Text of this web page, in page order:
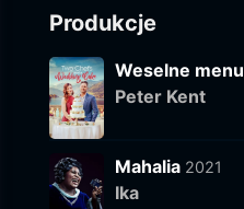
Produkcje
Weselne menu
Peter Kent
Mahalia 2021
Ika